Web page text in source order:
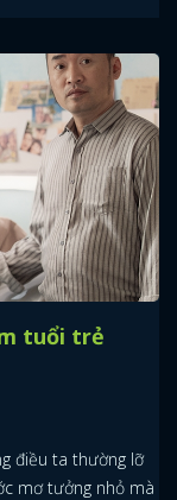
tuổi trẻ
điều ta thường lỡ
mơ tưởng nhỏ mà